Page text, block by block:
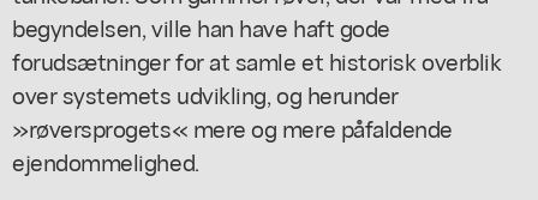
begyndelsen, ville han have haft gode
forudsætninger for at samle et historisk overblik
over systemets udvikling, og herunder
»røversprogets« mere og mere påfaldende
ejendommelighed.